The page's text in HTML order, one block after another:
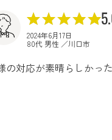
2024年6月17日
80代 男性 ／川口市
の対応が素晴らしかった